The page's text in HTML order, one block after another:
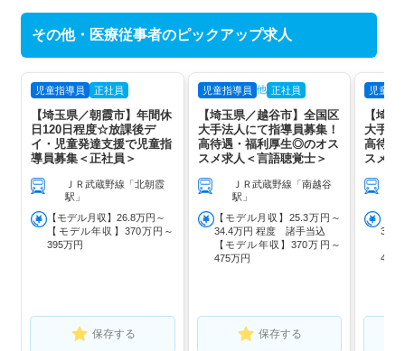
その他・医療従事者のピックアップ求人
児童指導員 正社員
【埼玉県／朝霞市】年間休
日120日程度☆放課後デ
イ・児童発達支援で児童指
導員募集＜正社員＞
ＪＲ武蔵野線「北朝霞
駅」
【モデル月収】26.8万円～
【モデル年収】370万円～
395万円
保存する
児童指導員 他 正社員
【埼玉県／越谷市】全国区
大手法人にて指導員募集！
高待遇・福利厚生◎のオス
スメ求人＜言語聴覚士＞
ＪＲ武蔵野線「南越谷
駅」
【モデル月収】25.3万円～
34.4万円 程度 諸手当込
【モデル年収】370万円～
475万円
保存する
児童指
【埼
大手法
高待遇
スメ求
34.4
475